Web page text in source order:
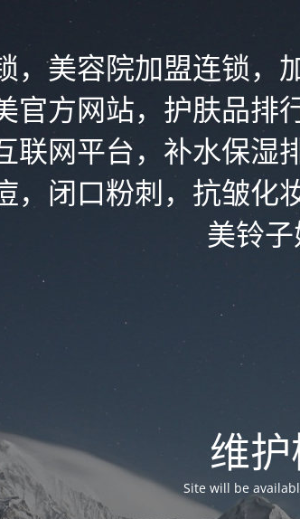
，美容院加盟连锁，
官方网站，护肤品排
联网平台，补水保湿
，闭口粉刺，抗皱化
美铃
维
Site will be